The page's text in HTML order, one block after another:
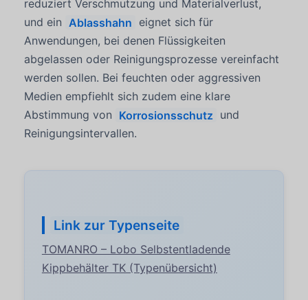
reduziert Verschmutzung und Materialverlust,
und ein Ablasshahn eignet sich für
Anwendungen, bei denen Flüssigkeiten
abgelassen oder Reinigungsprozesse vereinfacht
werden sollen. Bei feuchten oder aggressiven
Medien empfiehlt sich zudem eine klare
Abstimmung von Korrosionsschutz und
Reinigungsintervallen.
Link zur Typenseite
TOMANRO – Lobo Selbstentladende
Kippbehälter TK (Typenübersicht)